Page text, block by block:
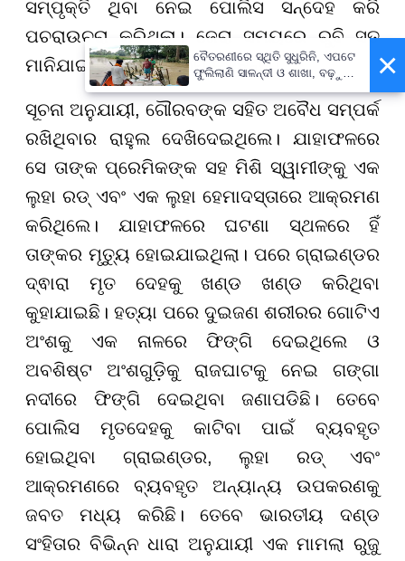
ସମ୍ପୃକ୍ତି ଥିବା ନେଇ ପୋଲିସ ସନ୍ଦେହ କରି
ପଚରାଉଚରା କରିଥିଲା। ଜେରା ସମୟରେ ରୁବି ସତ
ମାନିଯାଇଥିବା ନେଇ ଏସପି କହିଛନ୍ତି।
ସୂଚନା ଅନୁଯାୟୀ, ଗୌରବଙ୍କ ସହିତ ଅବୈଧ ସମ୍ପର୍କ
ରଖିଥିବାର ରାହୁଲ ଦେଖିଦେଇଥିଲେ। ଯାହାଫଳରେ
ସେ ତାଙ୍କ ପ୍ରେମିକଙ୍କ ସହ ମିଶି ସ୍ୱାମୀଙ୍କୁ ଏକ
ଲୁହା ରଡ୍ ଏବଂ ଏକ ଲୁହା ହେମାଦସ୍ତାରେ ଆକ୍ରମଣ
କରିଥିଲେ। ଯାହାଫଳରେ ଘଟଣା ସ୍ଥଳରେ ହିଁ
ତାଙ୍କର ମୃତ୍ୟୁ ହୋଇଯାଇଥିଲା। ପରେ ଗ୍ରାଇଣ୍ଡର
ଦ୍ଵାରା ମୃତ ଦେହକୁ ଖଣ୍ଡ ଖଣ୍ଡ କରିଥିବା
କୁହାଯାଇଛି। ହତ୍ୟା ପରେ ଦୁଇଜଣ ଶରୀରର ଗୋଟିଏ
ଅଂଶକୁ ଏକ ନାଳରେ ଫିଙ୍ଗି ଦେଇଥିଲେ ଓ
ଅବଶିଷ୍ଟ ଅଂଶଗୁଡ଼ିକୁ ରାଜଘାଟକୁ ନେଇ ଗଙ୍ଗା
ନଦୀରେ ଫିଙ୍ଗି ଦେଇଥିବା ଜଣାପଡିଛି। ତେବେ
ପୋଲିସ ମୃତଦେହକୁ କାଟିବା ପାଇଁ ବ୍ୟବହୃତ
ହୋଇଥିବା ଗ୍ରାଇଣ୍ଡର, ଲୁହା ରଡ୍ ଏବଂ
ଆକ୍ରମଣରେ ବ୍ୟବହୃତ ଅନ୍ୟାନ୍ୟ ଉପକରଣକୁ
ଜବତ ମଧ୍ୟ କରିଛି। ତେବେ ଭାରତୀୟ ଦଣ୍ଡ
ସଂହିତାର ବିଭିନ୍ନ ଧାରା ଅନୁଯାୟୀ ଏକ ମାମଲା ରୁଜୁ
×
ବୈତରଣୀରେ ସ୍ଥିତି ସୁଧୁରିନି, ଏପଟେ
ଫୁଲିଲାଣି ସାଳନ୍ଦୀ ଓ ଶାଖା, ବଢ଼ୁଛି
ବନ୍ୟା ଭୟ